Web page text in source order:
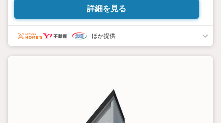
【市川市北方町5期 Grace×Terrace】
角地×南向きバルコニー！デザイナー監修のおしゃれな新築物件♪
・カースペース2台分完備
・ウォークインクローゼット2つ＋床下収納で収納量豊富
・吹抜けで開放感があるLDK
・市川市立本北方保育園 … 徒歩3分
・市川市立北方小学校 … 徒歩7分
・マルエツ 東菅野店 … 徒歩12分
・大野中央病院 健康管理センター … 徒歩16分
詳細を見る
ほか提供